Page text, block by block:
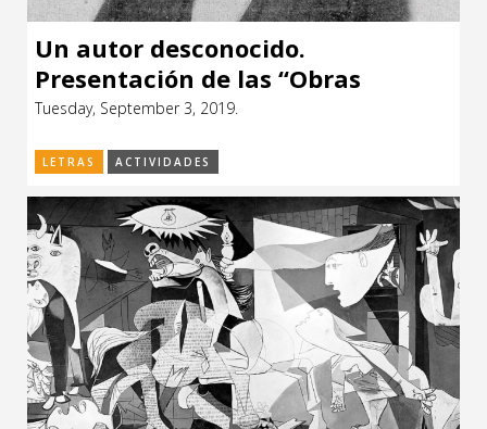
Un autor desconocido.
Presentación de las “Obras
completas” de José Hernández
Tuesday, September 3, 2019.
LETRAS ACTIVIDADES